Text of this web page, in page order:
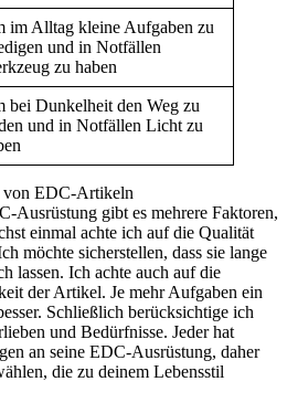
im Alltag kleine Aufgaben zu
und in Notfällen
zu haben
bei Dunkelheit den Weg zu
und in Notfällen Licht zu
von EDC-Artikeln
Ausrüstung gibt es mehrere Faktoren,
einmal achte ich auf die Qualität
möchte sicherstellen, dass sie lange
lassen. Ich achte auch auf die
der Artikel. Je mehr Aufgaben ein
Schließlich berücksichtige ich
und Bedürfnisse. Jeder hat
an seine EDC-Ausrüstung, daher
die zu deinem Lebensstil